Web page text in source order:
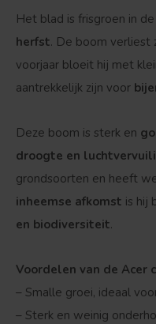
Het blad is frisgroen in
herfst. De boom verliest
voorjaar bloeit hij met
aantrekkelijk zijn voor
Deze boom is sterk en
droogte en
grondsoorten en heeft
inheemse afkomst is hij
en biodiversiteit.
Voordelen van de Acer
– Smalle groei, ideaal
– Sterk en weinig